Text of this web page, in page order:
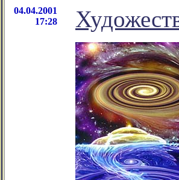
04.04.2001
17:28